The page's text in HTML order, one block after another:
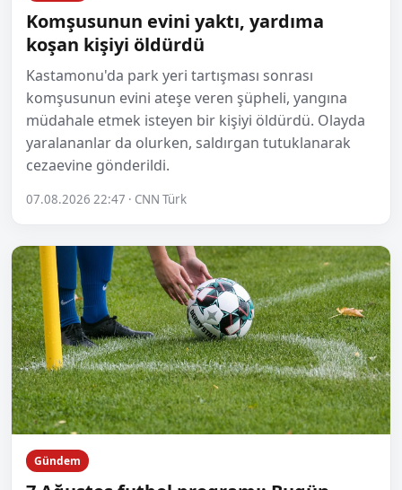
Komşusunun evini yaktı, yardıma
koşan kişiyi öldürdü
Kastamonu'da park yeri tartışması sonrası
komşusunun evini ateşe veren şüpheli, yangına
müdahale etmek isteyen bir kişiyi öldürdü. Olayda
yaralananlar da olurken, saldırgan tutuklanarak
cezaevine gönderildi.
07.08.2026 22:47 · CNN Türk
Gündem